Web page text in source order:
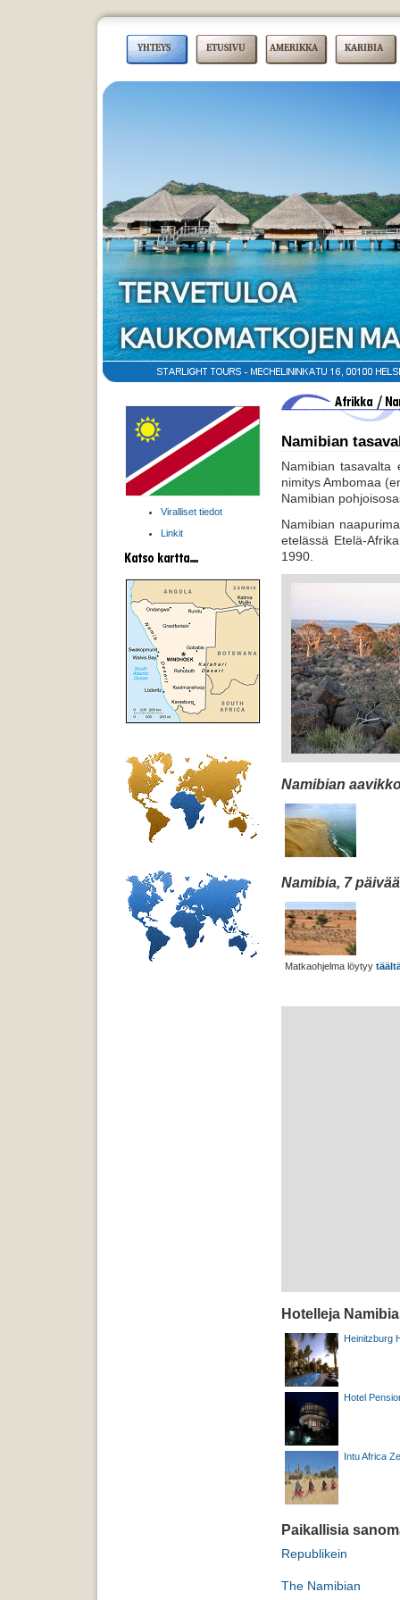
YHTEYS ETUSIVU AMERIKKA KARIBIA
Namibian
Namibian tasavalta
nimitys Ambomaa
Namibian
Namibian
etelässä Etelä-
1990.
Namibian
Namibia, 7 päivää
Matkaohjelma löytyy
Hotelleja
Heinitzburg
Hotel
Intu Africa
Paikallisia
Republikein
The Namibian
Viralliset tiedot
Linkit